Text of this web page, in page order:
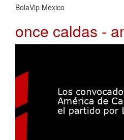
BolaVip Mexico
once caldas -